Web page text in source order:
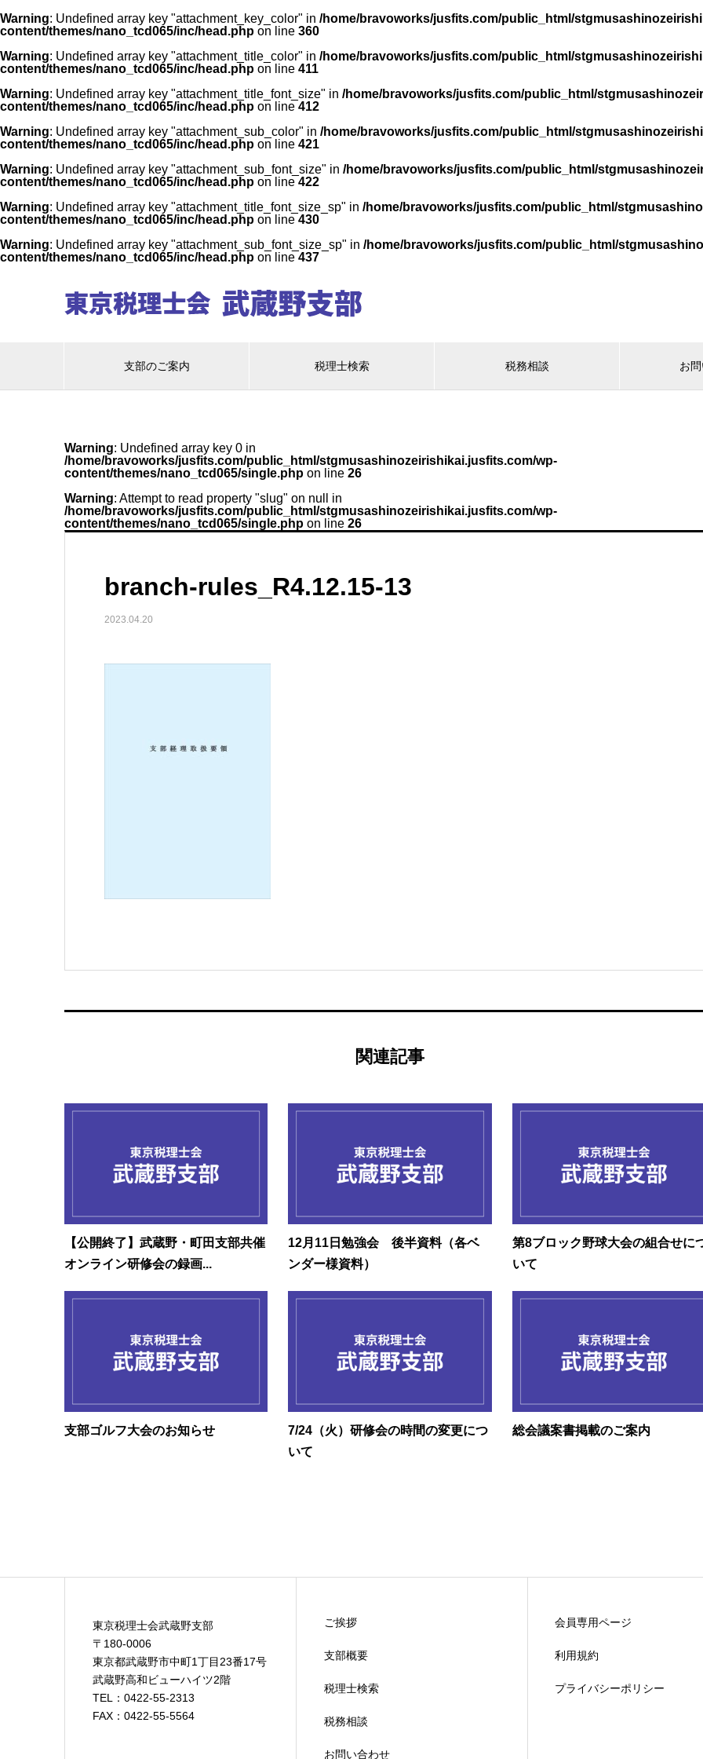
Warning: Undefined array key "attachment_key_color" in /home/bravoworks/jusfits.com/public_html/
content/themes/nano_tcd065/inc/head.php on line 360
Warning: Undefined array key "attachment_title_color" in /home/bravoworks/jusfits.com/public_html/
content/themes/nano_tcd065/inc/head.php on line 411
Warning: Undefined array key "attachment_title_font_size" in /home/bravoworks/jusfits.com/public_html/
content/themes/nano_tcd065/inc/head.php on line 412
Warning: Undefined array key "attachment_sub_color" in /home/bravoworks/jusfits.com/public_html/
content/themes/nano_tcd065/inc/head.php on line 421
Warning: Undefined array key "attachment_sub_font_size" in /home/bravoworks/jusfits.com/public_html/
content/themes/nano_tcd065/inc/head.php on line 422
Warning: Undefined array key "attachment_title_font_size_sp" in /home/bravoworks/jusfits.com/public_html/
content/themes/nano_tcd065/inc/head.php on line 430
Warning: Undefined array key "attachment_sub_font_size_sp" in /home/bravoworks/jusfits.com/public_html/
content/themes/nano_tcd065/inc/head.php on line 437
支部のご案内 税理士検索 税務相談 お
Warning: Undefined array key 0 in
/home/bravoworks/jusfits.com/public_html/stgmusashinozeirishikai.jusfits.com/wp-
content/themes/nano_tcd065/single.php on line 26
Warning: Attempt to read property "slug" on null in
/home/bravoworks/jusfits.com/public_html/stgmusashinozeirishikai.jusfits.com/wp-
content/themes/nano_tcd065/single.php on line 26
branch-rules_R4.12.15-13
2023.04.20
関連記事
【公開終了】武蔵野・町田支部共催
オンライン研修会の録画...
12月11日勉強会 後半資料（各ベ
ンダー様資料）
第8ブロック野球大会の組合せに
いて
支部ゴルフ大会のお知らせ
7/24（火）研修会の時間の変更につ
いて
総会議案書掲載のご案内
東京税理士会武蔵野支部
〒180-0006
東京都武蔵野市中町1丁目23番17号
武蔵野高和ビューハイツ2階
TEL：0422-55-2313
FAX：0422-55-5564
ご挨拶
支部概要
税理士検索
税務相談
お問い合わせ
会員専用ページ
利用規約
プライバシーポリシー